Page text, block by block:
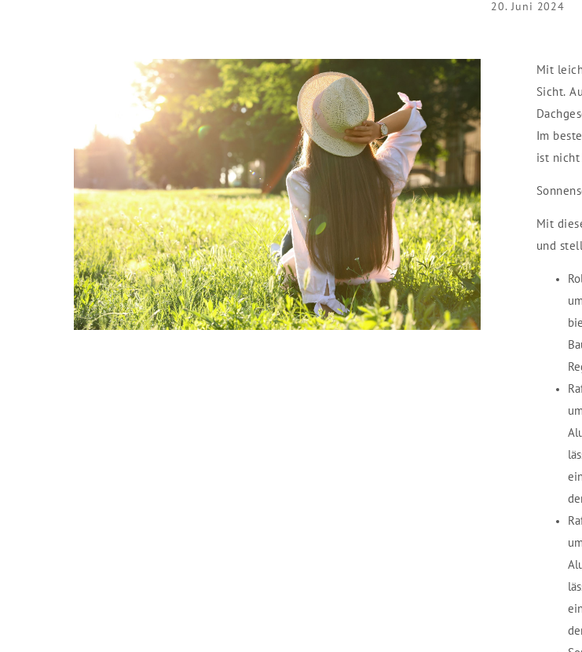
20. Juni 2024
Mit
Sicht.
Im
ist nicht
Mit
und